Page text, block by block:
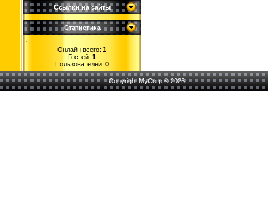
Ссылки на сайты
Статистика
Онлайн всего: 1
Гостей: 1
Пользователей: 0
Copyright MyCorp © 2026